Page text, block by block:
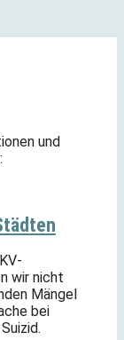
und
wir nicht
Mängel
bei